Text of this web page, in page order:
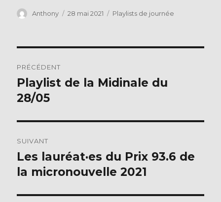
c
b
o
o
k
it
r
Auteur
Anthony
Publié
28 mai 2021 Catégories
Playlists de journée
de
l’article
PRÉCÉDENT
Publication
précédente :
Playlist de la Midinale du
28/05
SUIVANT
Publication
suivante :
Les lauréat·es du Prix 93.6 de
la micronouvelle 2021